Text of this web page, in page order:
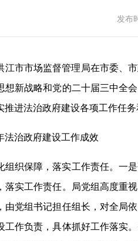
发布
江市市场监督管理局在市委、
想新战略和党的二十届三中全
推进法治政府建设各项工作任
法治政府建设工作成效
组织保障，落实工作责任。一
落实工作责任。局党组高度重
由党组书记担任组长，对全局
工作负责，具体抓好工作落实